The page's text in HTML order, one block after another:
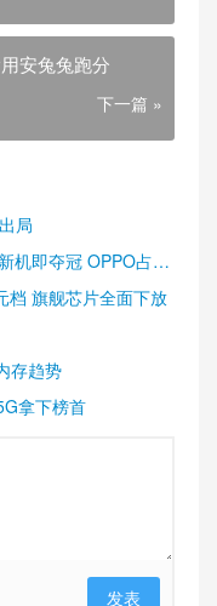
安兔兔跑分
下一篇 »
局
机即夺冠 OPPO占据
档 旗舰芯片全面下放
存趋势
拿下榜首
发表